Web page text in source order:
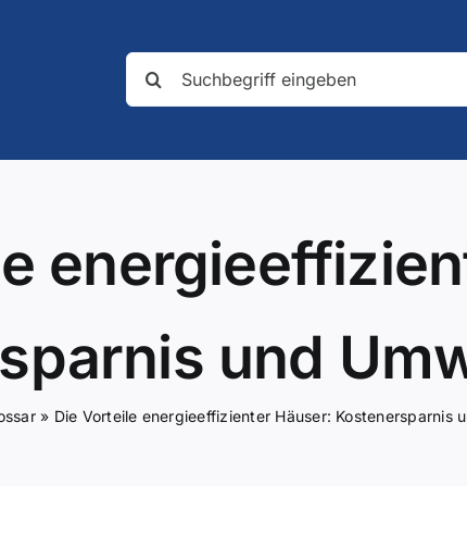
Suche
nach:
und
» Die Vorteile energieeffizienter Häuser: Kostenersparnis